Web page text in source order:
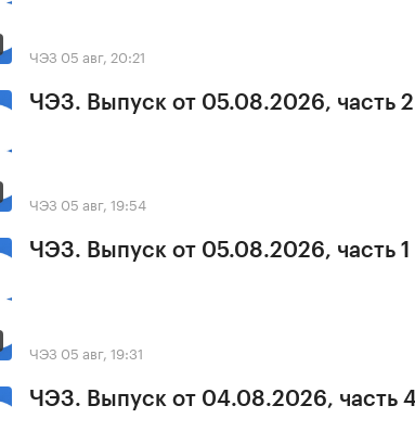
ЧЭЗ 05 авг, 20:21
ЧЭЗ. Выпуск от 05.08.2026, часть 2
ЧЭЗ 05 авг, 19:54
ЧЭЗ. Выпуск от 05.08.2026, часть 1
ЧЭЗ 05 авг, 19:31
ЧЭЗ. Выпуск от 04.08.2026, часть